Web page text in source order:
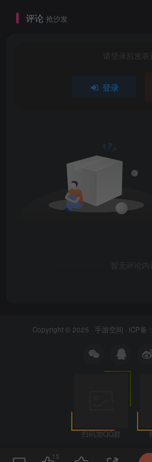
评论 抢沙发
请登录后发表
登录
暂无评论内容
Copyright © 2025 · 手游空间 · ICP备：
扫码加QQ群
15